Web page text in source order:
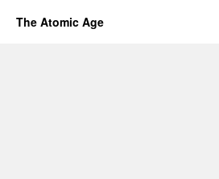
The Atomic Age